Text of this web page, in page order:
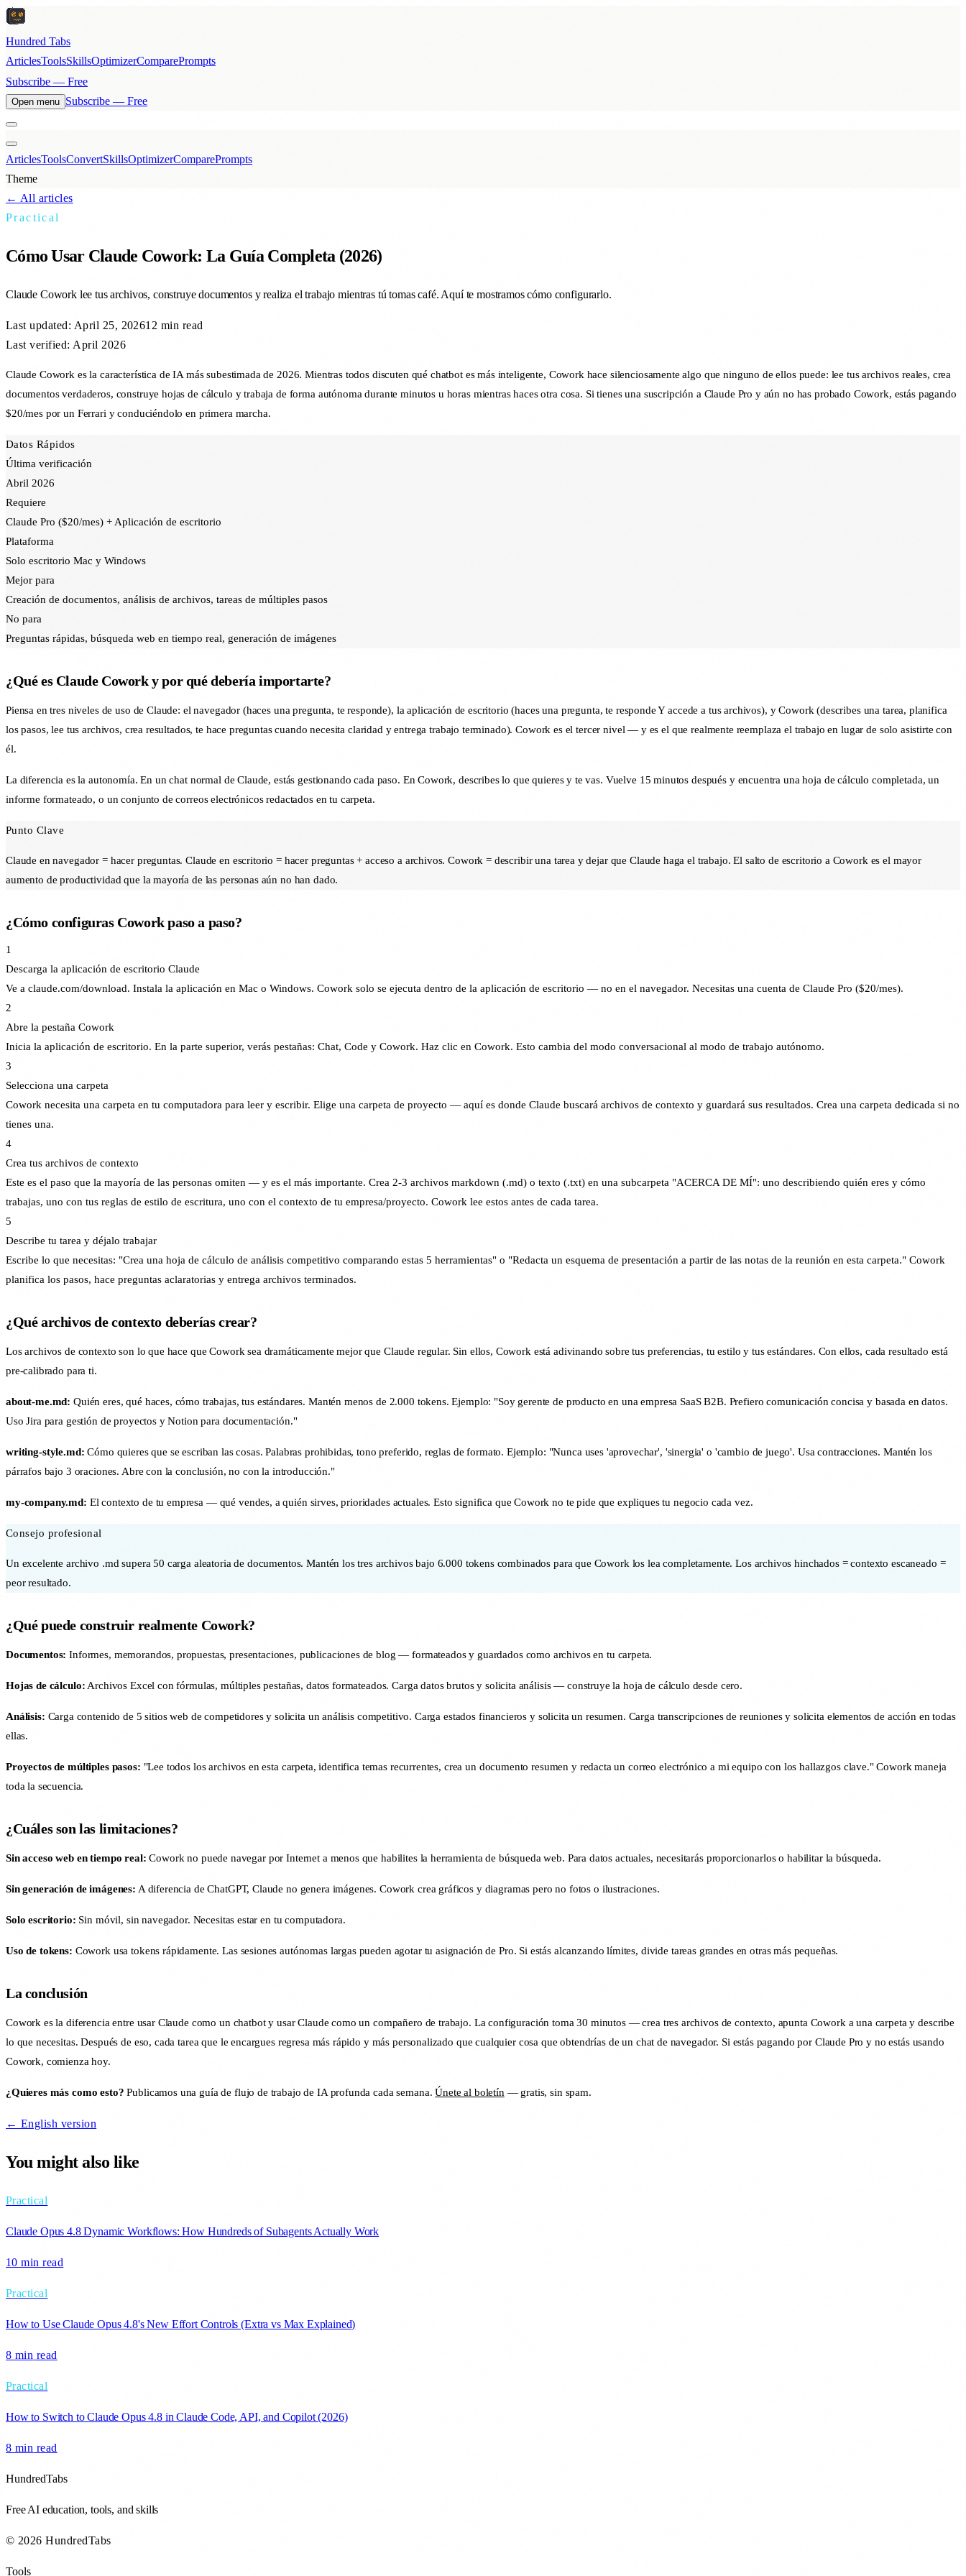
Hundred Tabs
ArticlesToolsSkillsOptimizerComparePrompts
Subscribe — Free
Open menu Subscribe — Free
ArticlesToolsConvertSkillsOptimizerComparePrompts
Theme
← All articles
Practical
Cómo Usar Claude Cowork: La Guía Completa (2026)
Claude Cowork lee tus archivos, construye documentos y realiza el trabajo mientras tú tomas café. Aquí te mostramos cómo configurarlo.
Last updated: April 25, 202612 min read
Last verified: April 2026
Claude Cowork es la característica de IA más subestimada de 2026. Mientras todos discuten qué chatbot es más inteligente, Cowork hace silenciosamente algo que ninguno de ellos puede: lee tus archivos reales, crea
documentos verdaderos, construye hojas de cálculo y trabaja de forma autónoma durante minutos u horas mientras haces otra cosa. Si tienes una suscripción a Claude Pro y aún no has probado Cowork, estás pagando
$20/mes por un Ferrari y conduciéndolo en primera marcha.
Datos Rápidos
Última verificación
Abril 2026
Requiere
Claude Pro ($20/mes) + Aplicación de escritorio
Plataforma
Solo escritorio Mac y Windows
Mejor para
Creación de documentos, análisis de archivos, tareas de múltiples pasos
No para
Preguntas rápidas, búsqueda web en tiempo real, generación de imágenes
¿Qué es Claude Cowork y por qué debería importarte?
Piensa en tres niveles de uso de Claude: el navegador (haces una pregunta, te responde), la aplicación de escritorio (haces una pregunta, te responde Y accede a tus archivos), y Cowork (describes una tarea, planifica
los pasos, lee tus archivos, crea resultados, te hace preguntas cuando necesita claridad y entrega trabajo terminado). Cowork es el tercer nivel — y es el que realmente reemplaza el trabajo en lugar de solo asistirte con
él.
La diferencia es la autonomía. En un chat normal de Claude, estás gestionando cada paso. En Cowork, describes lo que quieres y te vas. Vuelve 15 minutos después y encuentra una hoja de cálculo completada, un
informe formateado, o un conjunto de correos electrónicos redactados en tu carpeta.
Punto Clave
Claude en navegador = hacer preguntas. Claude en escritorio = hacer preguntas + acceso a archivos. Cowork = describir una tarea y dejar que Claude haga el trabajo. El salto de escritorio a Cowork es el mayor
aumento de productividad que la mayoría de las personas aún no han dado.
¿Cómo configuras Cowork paso a paso?
1
Descarga la aplicación de escritorio Claude
Ve a claude.com/download. Instala la aplicación en Mac o Windows. Cowork solo se ejecuta dentro de la aplicación de escritorio — no en el navegador. Necesitas una cuenta de Claude Pro ($20/mes).
2
Abre la pestaña Cowork
Inicia la aplicación de escritorio. En la parte superior, verás pestañas: Chat, Code y Cowork. Haz clic en Cowork. Esto cambia del modo conversacional al modo de trabajo autónomo.
3
Selecciona una carpeta
Cowork necesita una carpeta en tu computadora para leer y escribir. Elige una carpeta de proyecto — aquí es donde Claude buscará archivos de contexto y guardará sus resultados. Crea una carpeta dedicada si no
tienes una.
4
Crea tus archivos de contexto
Este es el paso que la mayoría de las personas omiten — y es el más importante. Crea 2-3 archivos markdown (.md) o texto (.txt) en una subcarpeta "ACERCA DE MÍ": uno describiendo quién eres y cómo
trabajas, uno con tus reglas de estilo de escritura, uno con el contexto de tu empresa/proyecto. Cowork lee estos antes de cada tarea.
5
Describe tu tarea y déjalo trabajar
Escribe lo que necesitas: "Crea una hoja de cálculo de análisis competitivo comparando estas 5 herramientas" o "Redacta un esquema de presentación a partir de las notas de la reunión en esta carpeta." Cowork
planifica los pasos, hace preguntas aclaratorias y entrega archivos terminados.
¿Qué archivos de contexto deberías crear?
Los archivos de contexto son lo que hace que Cowork sea dramáticamente mejor que Claude regular. Sin ellos, Cowork está adivinando sobre tus preferencias, tu estilo y tus estándares. Con ellos, cada resultado está
pre-calibrado para ti.
about-me.md: Quién eres, qué haces, cómo trabajas, tus estándares. Mantén menos de 2.000 tokens. Ejemplo: "Soy gerente de producto en una empresa SaaS B2B. Prefiero comunicación concisa y basada en datos.
Uso Jira para gestión de proyectos y Notion para documentación."
writing-style.md: Cómo quieres que se escriban las cosas. Palabras prohibidas, tono preferido, reglas de formato. Ejemplo: "Nunca uses 'aprovechar', 'sinergia' o 'cambio de juego'. Usa contracciones. Mantén los
párrafos bajo 3 oraciones. Abre con la conclusión, no con la introducción."
my-company.md: El contexto de tu empresa — qué vendes, a quién sirves, prioridades actuales. Esto significa que Cowork no te pide que expliques tu negocio cada vez.
Consejo profesional
Un excelente archivo .md supera 50 carga aleatoria de documentos. Mantén los tres archivos bajo 6.000 tokens combinados para que Cowork los lea completamente. Los archivos hinchados = contexto escaneado =
peor resultado.
¿Qué puede construir realmente Cowork?
Documentos: Informes, memorandos, propuestas, presentaciones, publicaciones de blog — formateados y guardados como archivos en tu carpeta.
Hojas de cálculo: Archivos Excel con fórmulas, múltiples pestañas, datos formateados. Carga datos brutos y solicita análisis — construye la hoja de cálculo desde cero.
Análisis: Carga contenido de 5 sitios web de competidores y solicita un análisis competitivo. Carga estados financieros y solicita un resumen. Carga transcripciones de reuniones y solicita elementos de acción en todas
ellas.
Proyectos de múltiples pasos: "Lee todos los archivos en esta carpeta, identifica temas recurrentes, crea un documento resumen y redacta un correo electrónico a mi equipo con los hallazgos clave." Cowork maneja
toda la secuencia.
¿Cuáles son las limitaciones?
Sin acceso web en tiempo real: Cowork no puede navegar por Internet a menos que habilites la herramienta de búsqueda web. Para datos actuales, necesitarás proporcionarlos o habilitar la búsqueda.
Sin generación de imágenes: A diferencia de ChatGPT, Claude no genera imágenes. Cowork crea gráficos y diagramas pero no fotos o ilustraciones.
Solo escritorio: Sin móvil, sin navegador. Necesitas estar en tu computadora.
Uso de tokens: Cowork usa tokens rápidamente. Las sesiones autónomas largas pueden agotar tu asignación de Pro. Si estás alcanzando límites, divide tareas grandes en otras más pequeñas.
La conclusión
Cowork es la diferencia entre usar Claude como un chatbot y usar Claude como un compañero de trabajo. La configuración toma 30 minutos — crea tres archivos de contexto, apunta Cowork a una carpeta y describe
lo que necesitas. Después de eso, cada tarea que le encargues regresa más rápido y más personalizado que cualquier cosa que obtendrías de un chat de navegador. Si estás pagando por Claude Pro y no estás usando
Cowork, comienza hoy.
¿Quieres más como esto? Publicamos una guía de flujo de trabajo de IA profunda cada semana.Únete al boletín — gratis, sin spam.
← English version
You might also like
Practical
Claude Opus 4.8 Dynamic Workflows: How Hundreds of Subagents Actually Work
10 min read
Practical
How to Use Claude Opus 4.8's New Effort Controls (Extra vs Max Explained)
8 min read
Practical
How to Switch to Claude Opus 4.8 in Claude Code, API, and Copilot (2026)
8 min read
HundredTabs
Free AI education, tools, and skills
© 2026 HundredTabs
Tools